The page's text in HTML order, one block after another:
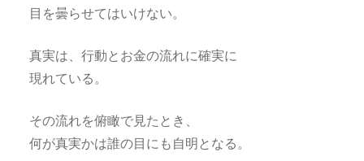
目を曇らせてはいけない。
真実は、行動とお金の流れに確実に
現れている。
その流れを俯瞰で見たとき、
何が真実かは誰の目にも自明となる。